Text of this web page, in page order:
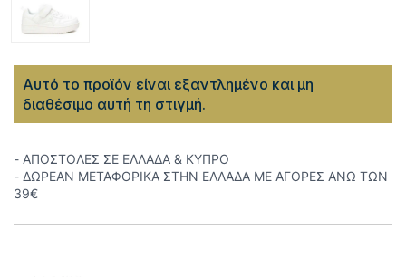
Αυτό το προϊόν είναι εξαντλημένο και μη
διαθέσιμο αυτή τη στιγμή.
- ΑΠΟΣΤΟΛΕΣ ΣΕ ΕΛΛΑΔΑ & ΚΥΠΡΟ
- ΔΩΡΕΑΝ ΜΕΤΑΦΟΡΙΚΑ ΣΤΗΝ ΕΛΛΑΔΑ ΜΕ ΑΓΟΡΕΣ ΑΝΩ ΤΩΝ
39€